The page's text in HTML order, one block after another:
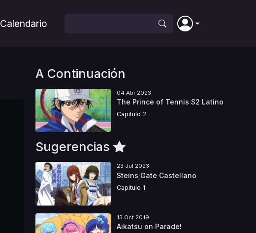
Calendario
A Continuación
04 Abr 2023
The Prince of Tennis S2 Latino
Capitulo 2
Sugerencias
23 Jul 2023
Steins;Gate Castellano
Capitulo 1
13 Oct 2019
Aikatsu on Parade!